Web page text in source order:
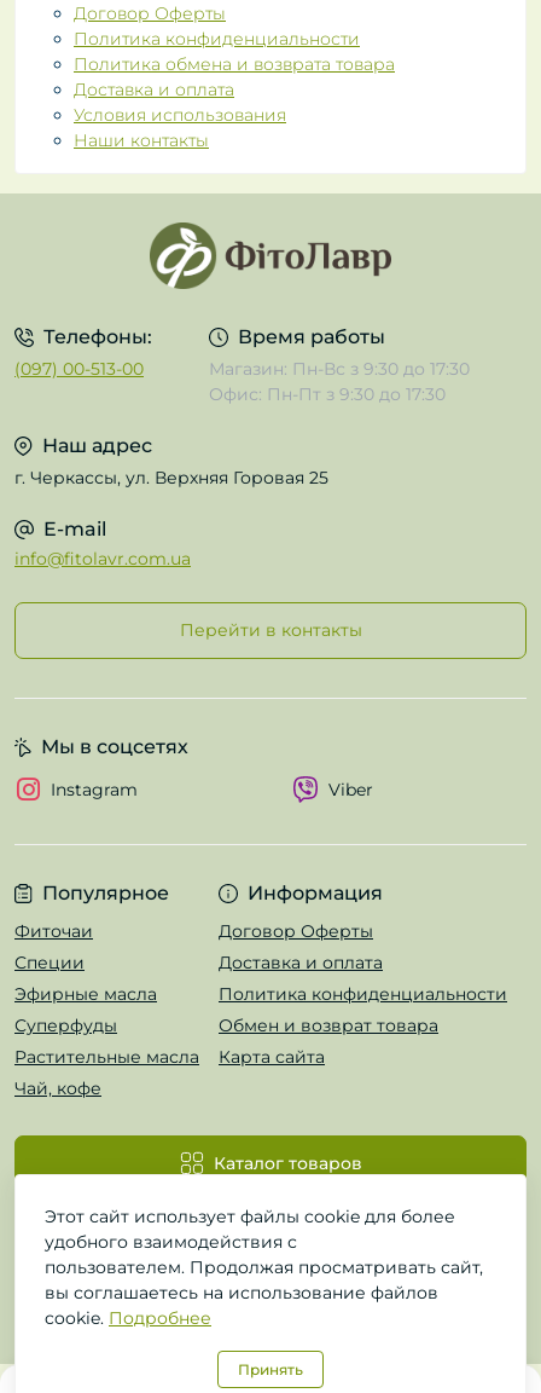
Договор Оферты
Политика конфиденциальности
Политика обмена и возврата товара
Доставка и оплата
Условия использования
Наши контакты
Телефоны:
(097) 00-513-00
Время работы
Магазин: Пн-Вс з 9:30 до 17:30
Офис: Пн-Пт з 9:30 до 17:30
Наш адрес
г. Черкассы, ул. Верхняя Горовая 25
E-mail
info@fitolavr.com.ua
Перейти в контакты
Популярное
Фиточаи
Специи
Эфирные масла
Суперфуды
Растительные масла
Чай, кофе
Информация
Договор Оферты
Доставка и оплата
Политика конфиденциальности
Обмен и возврат товара
Карта сайта
Каталог товаров
Мы в соцсетях
Instagram Viber
Этот сайт использует файлы cookie для более
удобного взаимодействия с
пользователем. Продолжая просматривать сайт,
вы соглашаетесь на использование файлов
cookie. Подробнее
Принять